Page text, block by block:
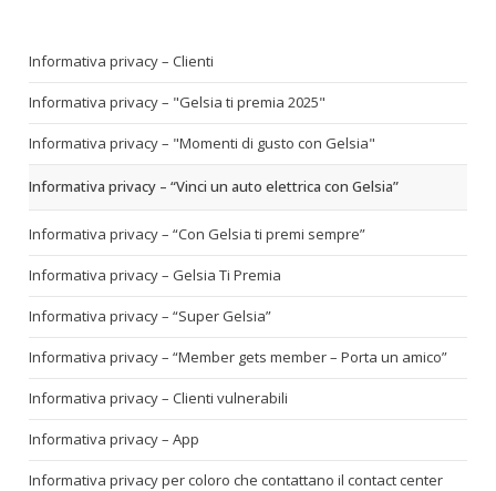
Informativa privacy – Clienti
Informativa privacy – "Gelsia ti premia 2025"
Informativa privacy – "Momenti di gusto con Gelsia"
Informativa privacy – “Vinci un auto elettrica con Gelsia”
Informativa privacy – “Con Gelsia ti premi sempre”
Informativa privacy – Gelsia Ti Premia
Informativa privacy – “Super Gelsia”
Informativa privacy – “Member gets member – Porta un amico”
Informativa privacy – Clienti vulnerabili
Informativa privacy – App
Informativa privacy per coloro che contattano il contact center